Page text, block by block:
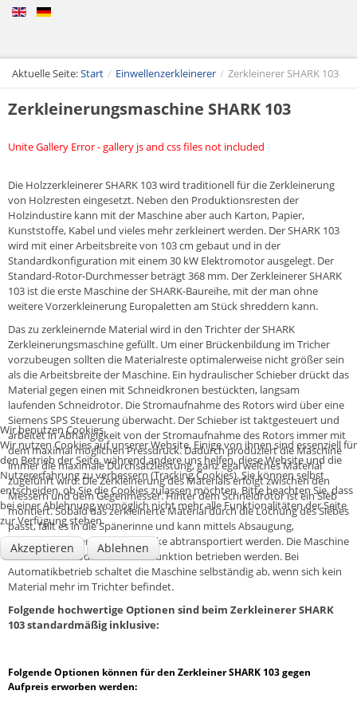
Aktuelle Seite:Start / Einwellenzerkleinerer / Zerkleinerer SHARK 103
Zerkleinerungsmaschine SHARK 103
Unite Gallery Error - gallery js and css files not included
Die Holzzerkleinerer SHARK 103 wird traditionell für die Zerkleinerung
von Holzresten eingesetzt. Neben den Produktionsresten der
Holzindustire kann mit der Maschine aber auch Karton, Papier,
Kunststoffe, Kabel und vieles mehr zerkleinert werden. Der SHARK 103
wird mit einer Arbeitsbreite von 103 cm gebaut und in der
Standardkonfiguration mit einem 30 kW Elektromotor ausgelegt. Der
Standard-Rotor-Durchmesser beträgt 368 mm. Der Zerkleinerer SHARK
103 ist die erste Maschine der SHARK-Baureihe, mit der man ohne
weitere Vorzerkleinerung Europaletten am Stück shreddern kann.
Das zu zerkleinernde Material wird in den Trichter der SHARK
Zerkleinerungsmaschine gefüllt. Um einer Brückenbildung im Tricher
vorzubeugen sollten die Materialreste optimalerweise nicht größer sein
als die Arbeitsbreite der Maschine. Ein hydraulischer Schieber drückt das
Material gegen einen mit Schneidkronen bestückten, langsam
laufenden Schneidrotor. Die Stromaufnahme des Rotors wird über eine
Siemens SPS Steuerung überwacht. Der Schieber ist taktgesteuert und
arbeitet in Abhängigkeit von der Stromaufnahme des Rotors immer mit
dem maximal möglichen Pressdruck. Dadurch produziert die Maschine
immer die maximale Durchsatzleistung, ganz egal welches Material
zugeführt wird. Die Zerkleinerung des Materials erfolgt zwischen den
Messern und dem Gegenmesser. Hinter dem Schneidrotor ist ein Sieb
montiert. Sobald das zerkleinerte Material durch die Lochung des Siebes
passt, fällt es in die Spänerinne und kann mittels Absaugung,
Förderband oder Förderschnecke abtransportiert werden. Die Maschine
kann in Hand- oder Automatikfunktion betrieben werden. Bei
Automatikbetrieb schaltet die Maschine selbständig ab, wenn sich kein
Material mehr im Trichter befindet.
Folgende hochwertige Optionen sind beim Zerkleinerer SHARK
103 standardmäßig inklusive:
Folgende Optionen können für den Zerkleiner SHARK 103 gegen
Aufpreis erworben werden:
Wir benutzen Cookies
Wir nutzen Cookies auf unserer Website. Einige von ihnen sind essenziell für
den Betrieb der Seite, während andere uns helfen, diese Website und die
Nutzererfahrung zu verbessern (Tracking Cookies). Sie können selbst
entscheiden, ob Sie die Cookies zulassen möchten. Bitte beachten Sie, dass
bei einer Ablehnung womöglich nicht mehr alle Funktionalitäten der Seite
zur Verfügung stehen.
Akzeptieren Ablehnen